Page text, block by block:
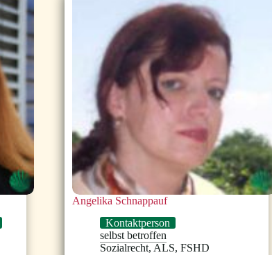
Angelika Schnappauf
Kontaktperson
selbst betroffen
Sozialrecht, ALS, FSHD